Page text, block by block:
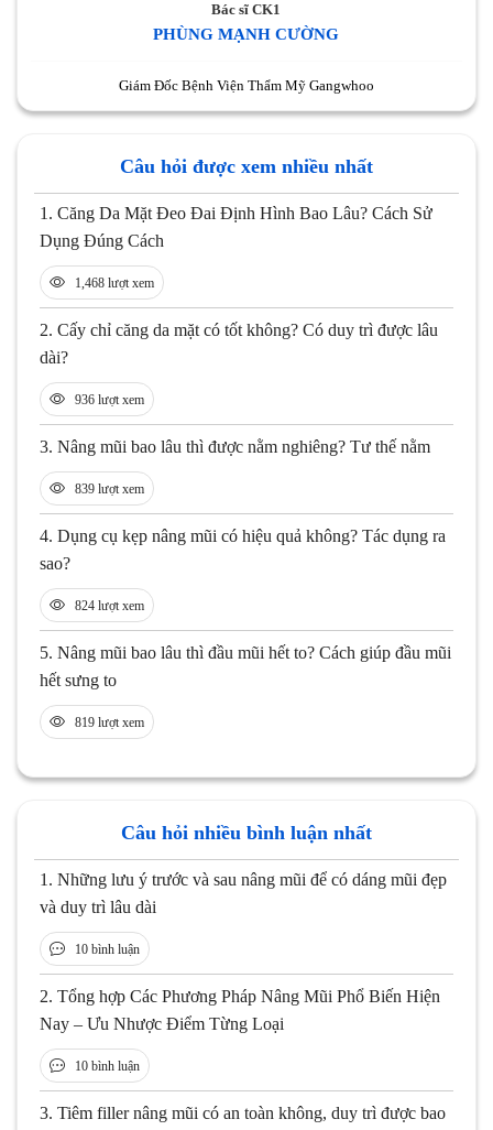
Bác sĩ CK1
PHÙNG MẠNH CƯỜNG
Giám Đốc Bệnh Viện Thẩm Mỹ Gangwhoo
Câu hỏi được xem nhiều nhất
1. Căng Da Mặt Đeo Đai Định Hình Bao Lâu? Cách Sử
Dụng Đúng Cách
1,468 lượt xem
2. Cấy chỉ căng da mặt có tốt không? Có duy trì được lâu
dài?
936 lượt xem
3. Nâng mũi bao lâu thì được nằm nghiêng? Tư thế nằm
839 lượt xem
4. Dụng cụ kẹp nâng mũi có hiệu quả không? Tác dụng ra
sao?
824 lượt xem
5. Nâng mũi bao lâu thì đầu mũi hết to? Cách giúp đầu mũi
hết sưng to
819 lượt xem
Câu hỏi nhiều bình luận nhất
1. Những lưu ý trước và sau nâng mũi để có dáng mũi đẹp
và duy trì lâu dài
10 bình luận
2. Tổng hợp Các Phương Pháp Nâng Mũi Phổ Biến Hiện
Nay – Ưu Nhược Điểm Từng Loại
10 bình luận
3. Tiêm filler nâng mũi có an toàn không, duy trì được bao